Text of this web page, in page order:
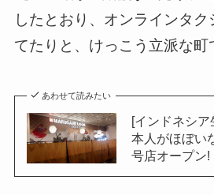
したとおり、オンラインタク
てたりと、けっこう立派な町
あわせて読みたい
[インドネシア
本人がほぼい
号店オープン!